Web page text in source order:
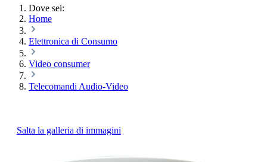
Dove sei:
Home
Elettronica di Consumo
Video consumer
Telecomandi Audio-Video
Salta la galleria di immagini